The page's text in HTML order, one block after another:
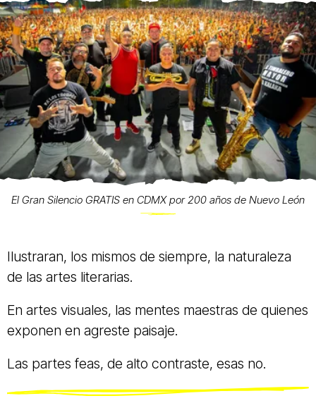
El Gran Silencio GRATIS en CDMX por 200 años de Nuevo León
Ilustraran, los mismos de siempre, la naturaleza
de las artes literarias.
En artes visuales, las mentes maestras de quienes
exponen en agreste paisaje.
Las partes feas, de alto contraste, esas no.